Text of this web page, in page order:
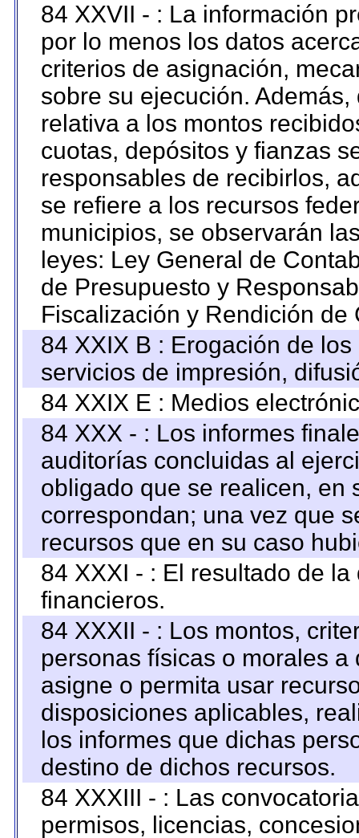
84 XXVII - : La información
por lo menos los datos
criterios de asignación,
sobre su ejecución.
relativa a los montos
cuotas, depósitos y fianzas
responsables de recibirlos,
se refiere a los recursos
municipios, se observarán
leyes: Ley General de
de Presupuesto y
Fiscalización y Rendición
84 XXIX B : Erogación de
servicios de impresión,
84 XXIX E : Medios
84 XXX - : Los informes
auditorías concluidas al
obligado que se realicen, en
correspondan; una vez que
recursos que en su caso
84 XXXI - : El resultado de
financieros.
84 XXXII - : Los montos,
personas físicas o morales
asigne o permita usar
disposiciones aplicables,
los informes que dichas
destino de dichos recursos.
84 XXXIII - : Las
permisos, licencias,